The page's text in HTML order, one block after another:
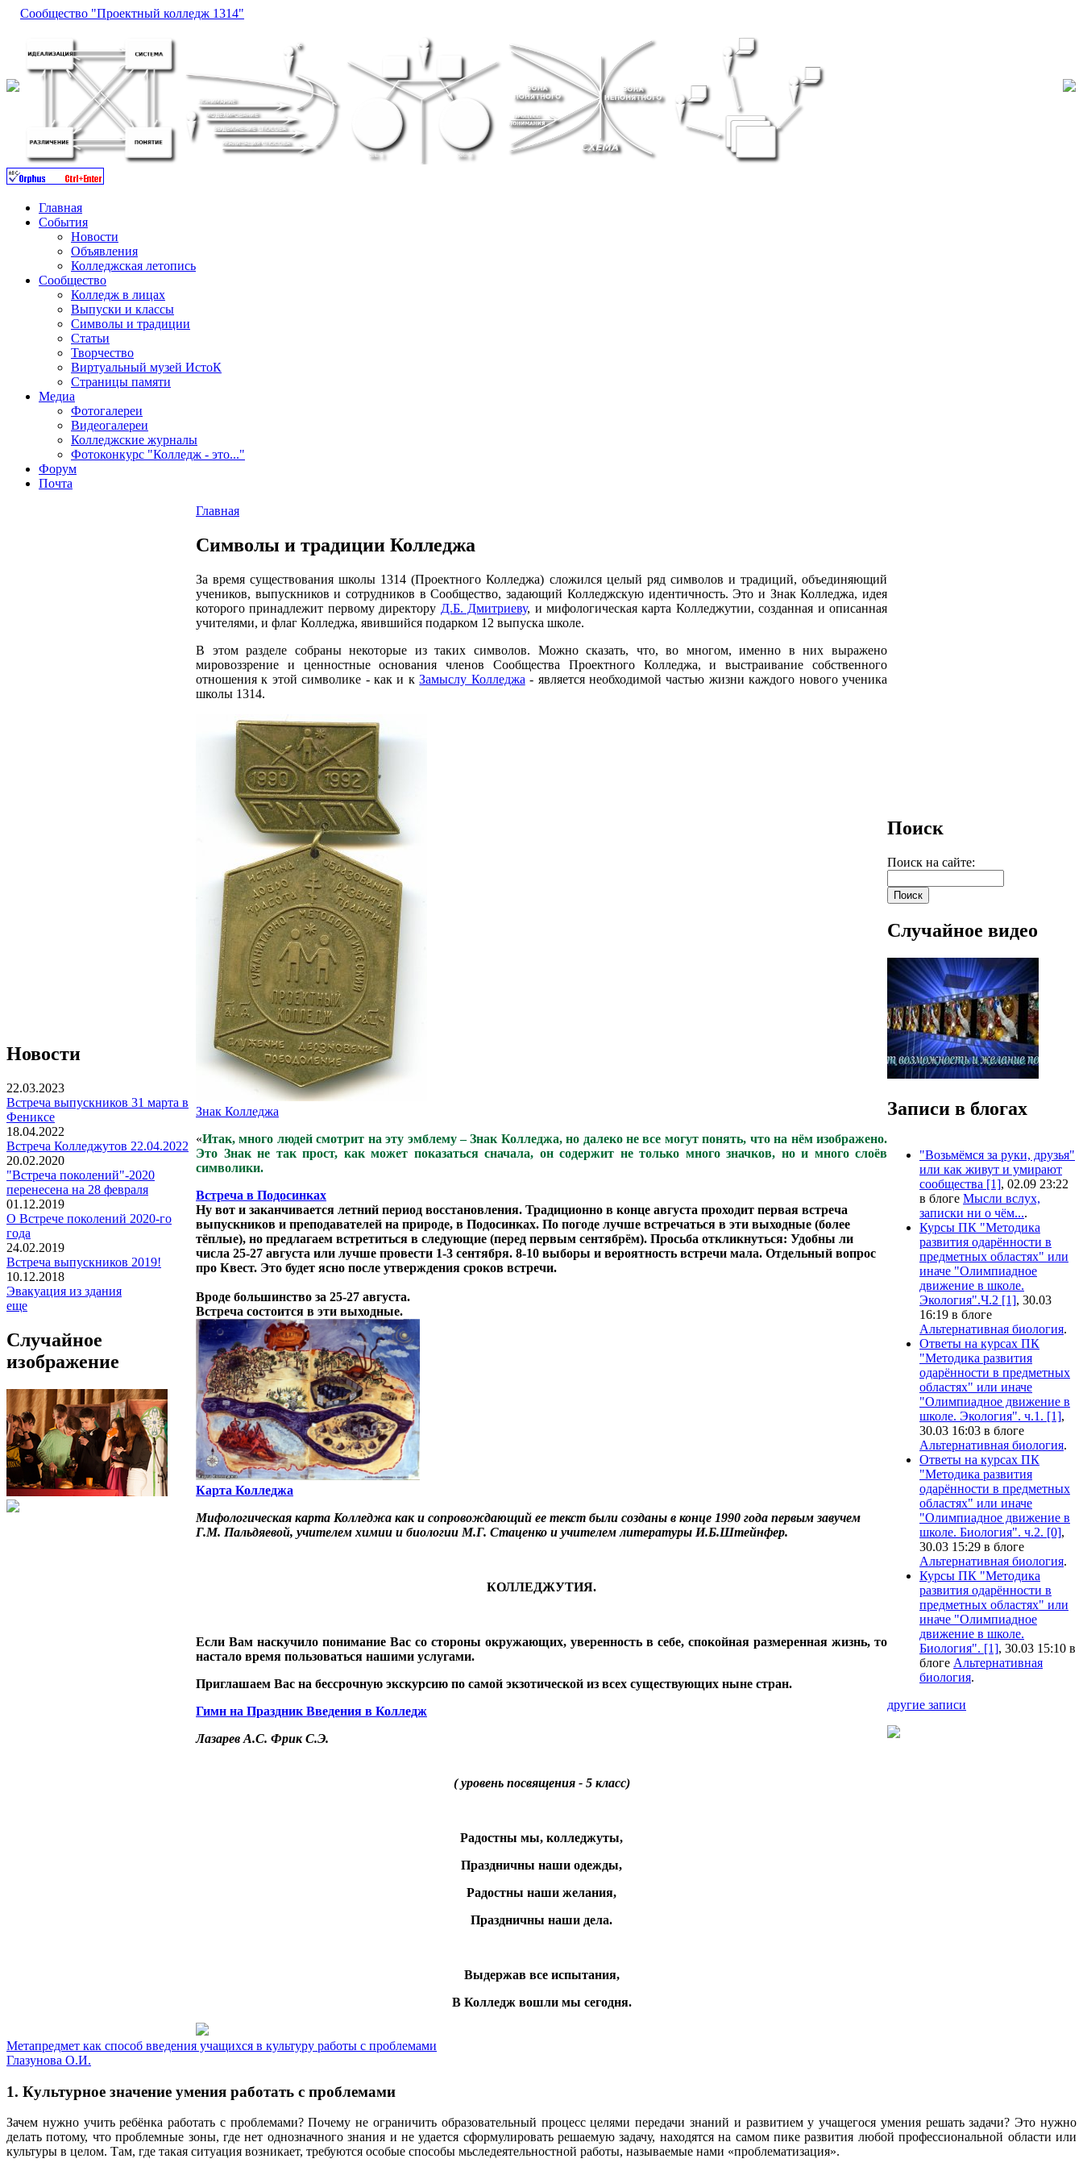
Сообщество "Проектный колледж 1314"
Главная
События
Новости
Объявления
Колледжская летопись
Сообщество
Колледж в лицах
Выпуски и классы
Символы и традиции
Статьи
Творчество
Виртуальный музей ИстоК
Страницы памяти
Медиа
Фотогалереи
Видеогалереи
Колледжские журналы
Фотоконкурс "Колледж - это..."
Форум
Почта
Новости
22.03.2023
Встреча выпускников 31 марта в
Фениксе
18.04.2022
Встреча Колледжутов 22.04.2022
20.02.2020
"Встреча поколений"-2020
перенесена на 28 февраля
01.12.2019
О Встрече поколений 2020-го
года
24.02.2019
Встреча выпускников 2019!
10.12.2018
Эвакуация из здания
еще
Случайное
изображение
Главная
Символы и традиции Колледжа
За время существования школы 1314 (Проектного Колледжа) сложился целый ряд символов и традиций, объединяющий
учеников, выпускников и сотрудников в Сообщество, задающий Колледжскую идентичность. Это и Знак Колледжа, идея
которого принадлежит первому директору Д.Б. Дмитриеву, и мифологическая карта Колледжутии, созданная и описанная
учителями, и флаг Колледжа, явившийся подарком 12 выпуска школе.
В этом разделе собраны некоторые из таких символов. Можно сказать, что, во многом, именно в них выражено
мировоззрение и ценностные основания членов Сообщества Проектного Колледжа, и выстраивание собственного
отношения к этой символике - как и кЗамыслу Колледжа - является необходимой частью жизни каждого нового ученика
школы 1314.
Знак Колледжа
«Итак, много людей смотрит на эту эмблему – Знак Колледжа, но далеко не все могут понять, что на нём изображено.
Это Знак не так прост, как может показаться сначала, он содержит не только много значков, но и много слоёв
символики.
Встреча в Подосинках
Ну вот и заканчивается летний период восстановления. Традиционно в конце августа проходит первая встреча
выпускников и преподавателей на природе, в Подосинках. По погоде лучше встречаться в эти выходные (более
тёплые), но предлагаем встретиться в следующие (перед первым сентябрём). Просьба откликнуться: Удобны ли
числа 25-27 августа или лучше провести 1-3 сентября. 8-10 выборы и вероятность встречи мала. Отдельный вопрос
про Квест. Это будет ясно после утверждения сроков встречи.
Вроде большинство за 25-27 августа.
Встреча состоится в эти выходные.
Карта Колледжа
Мифологическая карта Колледжа как и сопровождающий ее текст были созданы в конце 1990 года первым завучем
Г.М. Пальдяевой, учителем химии и биологии М.Г. Стаценко и учителем литературы И.Б.Штейнфер.
КОЛЛЕДЖУТИЯ.
Если Вам наскучило понимание Вас со стороны окружающих, уверенность в себе, спокойная размеренная жизнь, то
настало время пользоваться нашими услугами.
Приглашаем Вас на бессрочную экскурсию по самой экзотической из всех существующих ныне стран.
Гимн на Праздник Введения в Колледж
Лазарев А.С. Фрик С.Э.
( уровень посвящения - 5 класс)
Радостны мы, колледжуты,
Праздничны наши одежды,
Радостны наши желания,
Праздничны наши дела.
Выдержав все испытания,
В Колледж вошли мы сегодня.
Поиск
Поиск на сайте:
Случайное видео
Записи в блогах
"Возьмёмся за руки, друзья"
или как живут и умирают
сообщества [1], 02.09 23:22
в блоге Мысли вслух,
записки ни о чём....
Курсы ПК "Методика
развития одарённости в
предметных областях" или
иначе "Олимпиадное
движение в школе.
Экология".Ч.2 [1], 30.03
16:19 в блоге
Альтернативная биология.
Ответы на курсах ПК
"Методика развития
одарённости в предметных
областях" или иначе
"Олимпиадное движение в
школе. Экология". ч.1. [1],
30.03 16:03 в блоге
Альтернативная биология.
Ответы на курсах ПК
"Методика развития
одарённости в предметных
областях" или иначе
"Олимпиадное движение в
школе. Биология". ч.2. [0],
30.03 15:29 в блоге
Альтернативная биология.
Курсы ПК "Методика
развития одарённости в
предметных областях" или
иначе "Олимпиадное
движение в школе.
Биология". [1], 30.03 15:10 в
блоге Альтернативная
биология.
другие записи
Метапредмет как способ введения учащихся в культуру работы с проблемами
Глазунова О.И.
1. Культурное значение умения работать с проблемами
Зачем нужно учить ребёнка работать с проблемами? Почему не ограничить образовательный процесс целями передачи знаний и развитием у учаще­гося умения решать задачи? Это нужно
делать потому, что проблемные зоны, где нет однозначного знания и не удается сформулировать решаемую задачу, находятся на самом пике развития любой профессиональной области или
куль­туры в целом. Там, где такая ситуация возникает, требуются особые способы мьследеятельностной работы, называемые нами «проблематизация».